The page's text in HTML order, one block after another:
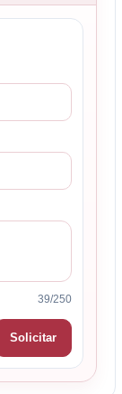
39/250
Solicitar